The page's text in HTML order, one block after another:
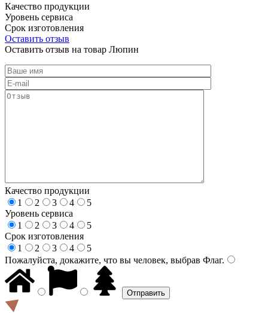
Качество продукции
Уровень сервиса
Срок изготовления
Оставить отзыв
Оставить отзыв на товар Люпин
Качество продукции
1
2 3 4
5
Уровень сервиса
1
2 3 4
5
Срок изготовления
1
2 3 4
5
Пожалуйста, докажите, что вы человек, выбрав Флаг.